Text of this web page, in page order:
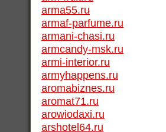
arma55.ru
armaf-parfume.ru
armani-chasi.ru
armcandy-msk.ru
armi-interior.ru
armyhappens.ru
aromabiznes.ru
aromat71.ru
arowiodaxi.ru
arshotel64.ru